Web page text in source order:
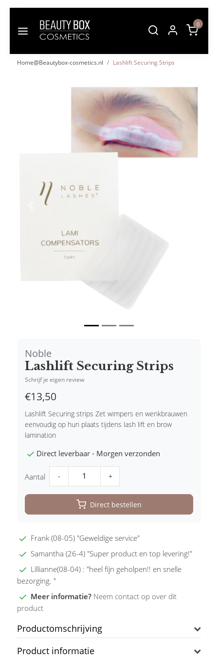
0
Home@Beautybox-cosmetics.nl Lashlift Securing Strips
Noble
Lashlift Securing Strips
Schrijf je eigen review
€13,50
Lashlift Securing strips Zet wimpers en wenkbrauwen
eenvoudig op hun plaats tijdens lash lift en brow
lamination
Direct leverbaar - Morgen verzonden
Aantal - +
Direct bestellen
Frank (08-05) "Geweldige service"
Samantha (26-4) "Super product en top levering!"
Lillianne(08-04) : "heel fijn geholpen!! en snelle
bezorging. "
Meer informatie? Neem contact op over dit
product
Productomschrijving
Product informatie